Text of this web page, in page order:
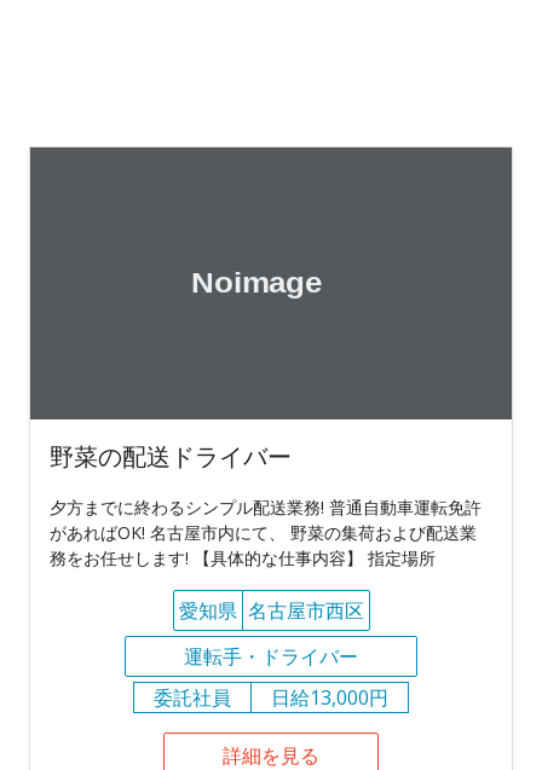
野菜の配送ドライバー
夕方までに終わるシンプル配送業務! 普通自動車運転免許
があればOK! 名古屋市内にて、 野菜の集荷および配送業
務をお任せします! 【具体的な仕事内容】 指定場所
愛知県 名古屋市西区
運転手・ドライバー
委託社員
日給13,000円
詳細を見る